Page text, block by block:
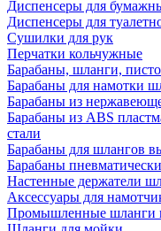
Диспенсеры для
Диспенсеры для
Сушилки для рук
Перчатки кольчужные
Барабаны, шланги,
Барабаны для намотки
Барабаны из
Барабаны из ABS
стали
Барабаны для шлангов
Барабаны
Настенные держатели
Аксессуары для
Промышленные шланги